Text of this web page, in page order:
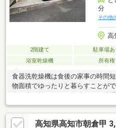
分
その他
高
2階建て 駐車場あ
浴室乾燥機
所有権
食器洗乾燥機は食後の家事の時間
物面積でゆったりと暮らすことが
機付きのお風呂場のある物件です
浴の時間帯を気にする事がありま
ムが欲しい方にも嬉しい3SLDK。
高知県高知市朝倉甲